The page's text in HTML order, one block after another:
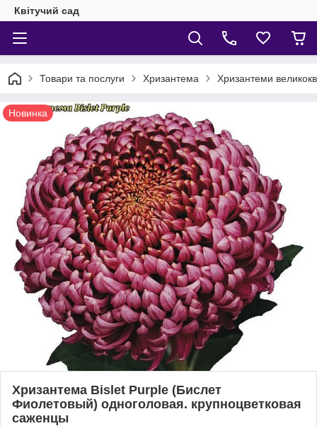
Квітучий сад
Товари та послуги Хризантема Хризантеми
Новинка
Хризантема Bislet Purple (Бислет
Фиолетовый) одноголовая. крупноцветковая
саженцы